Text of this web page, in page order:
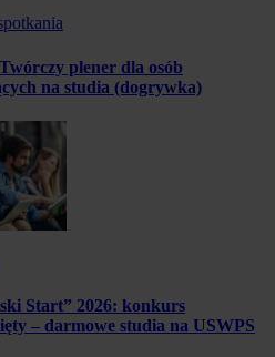
plener dla osób
na studia (dogrywka)
Start” 2026: konkurs
– darmowe studia na USWPS